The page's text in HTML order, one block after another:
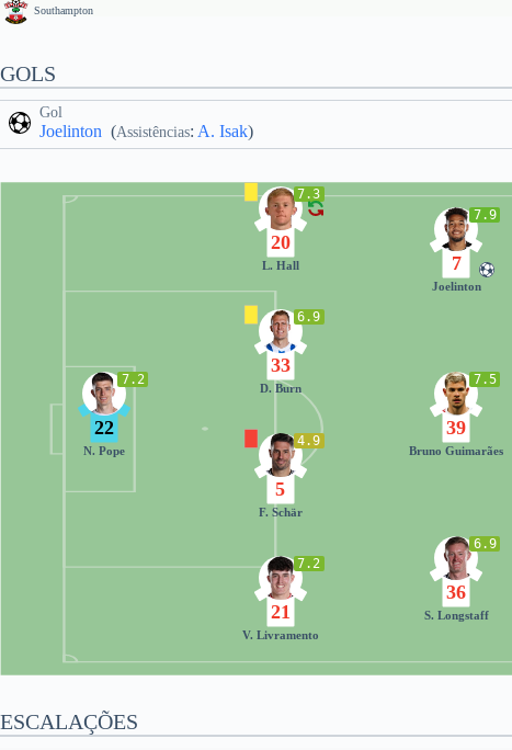
Southampton
GOLS
Gol
Joelinton (Assistências: A. Isak)
7.2
22
N. Pope
7.3
20
L. Hall
6.9
33
D. Burn
4.9
5
F. Schär
7.2
21
V. Livramento
7.9
7
Joelinton
7.5
39
Bruno Guimarães
6.9
36
S. Longstaff
ESCALAÇÕES